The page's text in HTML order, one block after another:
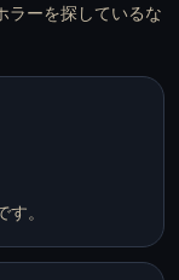
ラーを探しているな
。